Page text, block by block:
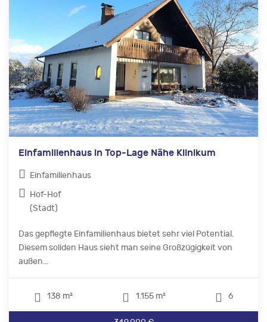
Einfamilienhaus in Top-Lage Nähe Klinikum
Einfamilienhaus
Hof-Hof
(Stadt)
Das gepflegte Einfamilienhaus bietet sehr viel Potential.
Diesem soliden Haus sieht man seine Großzügigkeit von
außen...
138 m² 1.155 m² 6